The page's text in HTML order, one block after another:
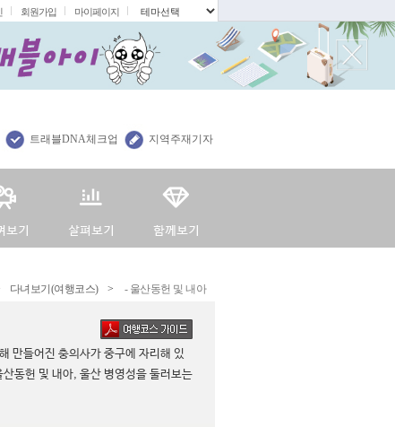
회원가입 마이페이지
트래블DNA체크업 지역주재기자
다녀보기(여행코스) > - 울산동헌 및 내아
만들어진 충의사가 중구에 자리해 있
동헌 및 내아, 울산 병영성을 둘러보는